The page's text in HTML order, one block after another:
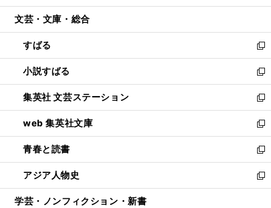
開
ウ
開
く
ン
ウ
で
開
く
ウ
ン
ド
ウ
で
開
く
文芸・文庫・総合
すばる
新
し
い
ウ
ィ
ン
ド
ウ
で
開
く
小説すばる
新
し
い
ウ
ィ
ン
ド
ウ
で
開
集英社 文芸ステーション
新
し
い
ウ
ィ
ン
ド
ウ
web 集英社文庫
新
し
い
ウ
ィ
ン
青春と読書
新
し
い
ウ
アジア人物史
新
し
学芸・ノンフィクション・新書